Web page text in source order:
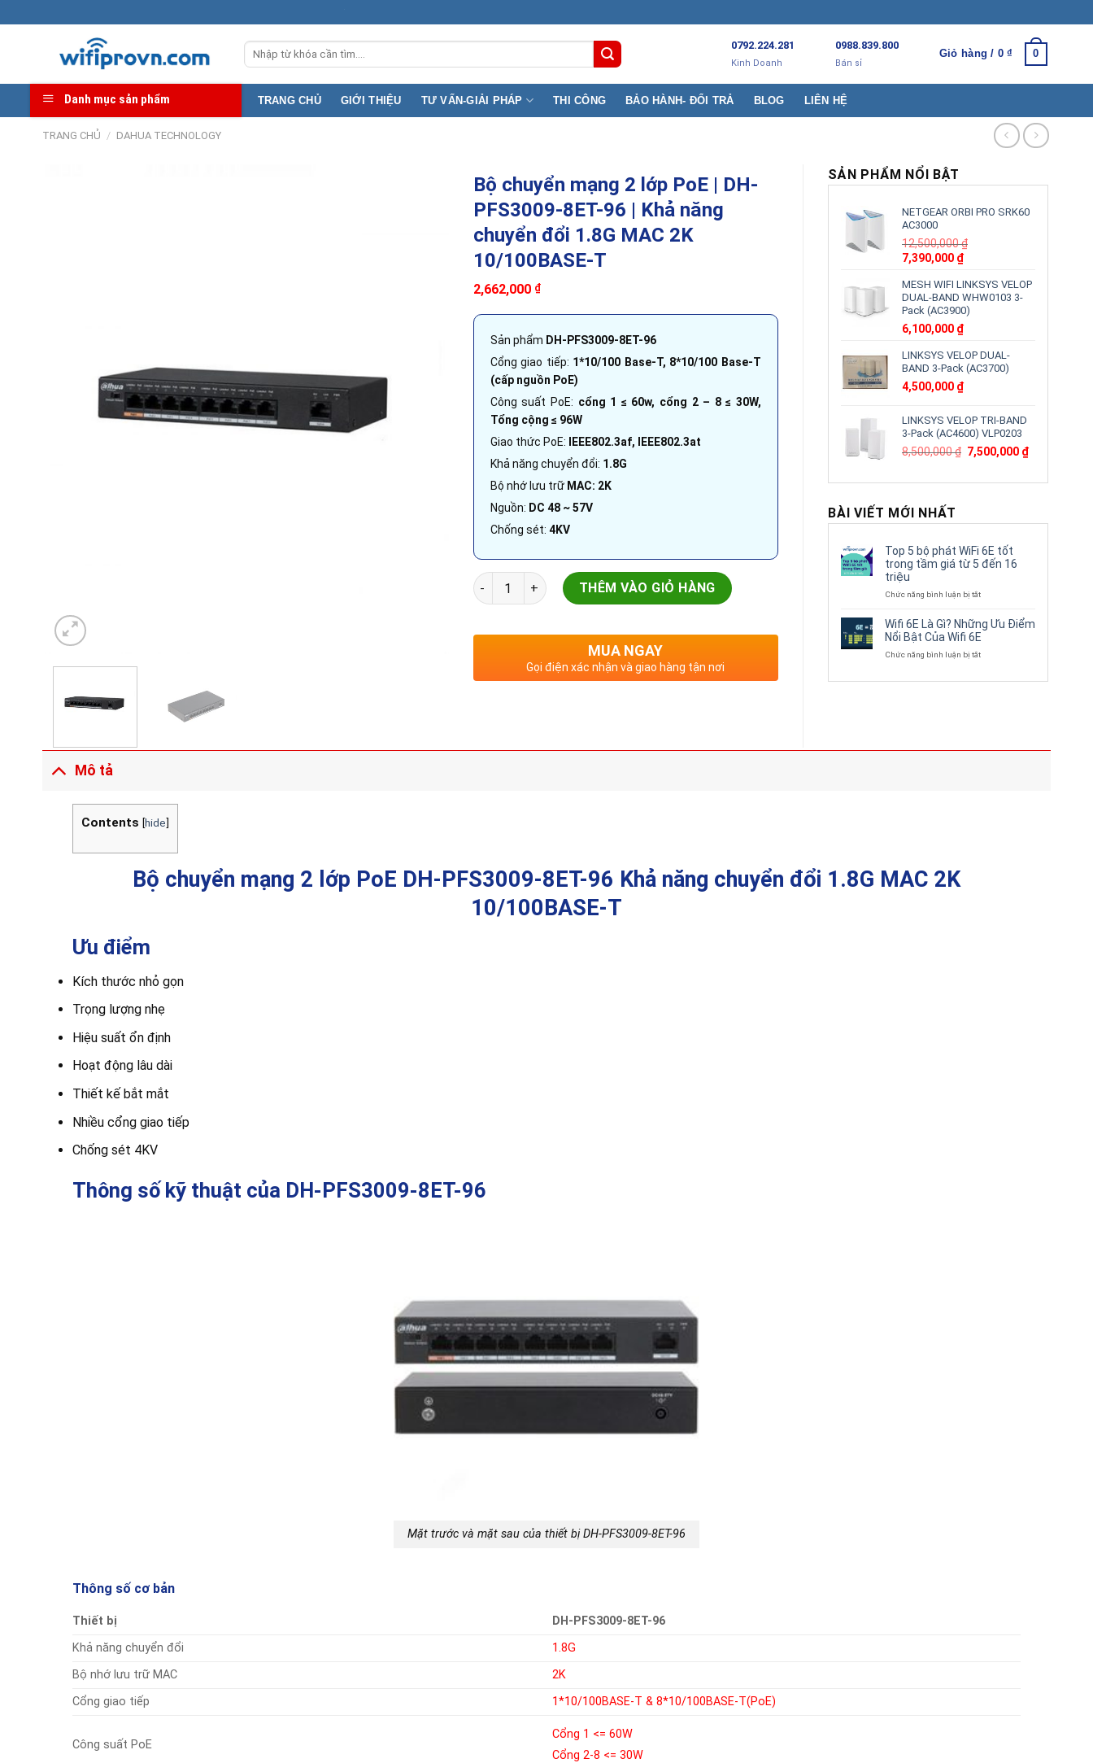
to
Tìm
kiếm:
0792.224.281
Kinh Doanh
0988.839.800
Bán sỉ
Giỏ hàng / 0₫ 0
Danh mục sản phẩm TRANG CHỦ GIỚI THIỆU TƯ VẤN-GIẢI PHÁP THI CÔNG BẢO HÀNH- ĐỔI TRẢ BLOG LIÊN HỆ
TRANG CHỦ / DAHUA TECHNOLOGY
Bộ chuyển mạng 2 lớp PoE | DH-
PFS3009-8ET-96 | Khả năng
chuyển đổi 1.8G MAC 2K
10/100BASE-T
2,662,000 ₫
Sản phẩm DH-PFS3009-8ET-96
Cổng giao tiếp: 1*10/100 Base-T, 8*10/100 Base-T
(cấp nguồn PoE)
Công suất PoE: cổng 1 ≤ 60w, cổng 2 – 8 ≤ 30W,
Tổng cộng ≤ 96W
Giao thức PoE:
IEEE802.3af, IEEE802.3at
Khả năng chuyển đổi: 1.8G
Bộ nhớ lưu trữ MAC: 2K
Nguồn: DC 48 ~ 57V
Chống sét: 4KV
Bộ chuyển mạng 2 lớp PoE | DH-PFS3009-8ET-96 | Khả năng chuyển đổi 1.8G MAC 2K 10/100BASE-T số lượng
THÊM VÀO GIỎ HÀNG
MUA NGAY
Gọi điện xác nhận và giao hàng tận nơi
SẢN PHẨM NỔI BẬT
NETGEAR ORBI PRO SRK60
AC3000
12,500,000₫
Giá
là:
12,500,000 ₫.
7,390,000 ₫Giá
tại
là:
7,390,000 ₫.
MESH WIFI LINKSYS VELOP
DUAL-BAND WHW0103 3-
Pack (AC3900)
6,100,000 ₫
LINKSYS VELOP DUAL-
BAND 3-Pack (AC3700)
4,500,000 ₫
LINKSYS VELOP TRI-BAND
3-Pack (AC4600) VLP0203
8,500,000₫ Giá
là:
7,500,000 ₫Giá
tại
BÀI VIẾT MỚI NHẤT
Top 5 bộ phát WiFi 6E tốt
trong tầm giá từ 5 đến 16
triệu
Chức năng bình luận bị tắtở
bộ
phát
WiFi
đến
Wifi 6E Là Gì? Những Ưu Điểm
Nổi Bật Của Wifi 6E
Chức năng bình luận bị tắtở
Nổi
Mô tả
Contents [hide]
Bộ chuyển mạng 2 lớp PoE DH-PFS3009-8ET-96 Khả năng chuyển đổi 1.8G MAC 2K
10/100BASE-T
Ưu điểm
Kích thước nhỏ gọn
Trọng lượng nhẹ
Hiệu suất ổn định
Hoạt động lâu dài
Thiết kế bắt mắt
Nhiều cổng giao tiếp
Chống sét 4KV
Thông số kỹ thuật của DH-PFS3009-8ET-96
Mặt trước và mặt sau của thiết bị DH-PFS3009-8ET-96
Thông số cơ bản
Thiết bị
DH-PFS3009-8ET-96
Khả năng chuyển đổi
1.8G
Bộ nhớ lưu trữ MAC
2K
Cổng giao tiếp
1*10/100BASE-T & 8*10/100BASE-T(PoE)
Công suất PoE
Cổng 1 <= 60W
Cổng 2-8 <= 30W